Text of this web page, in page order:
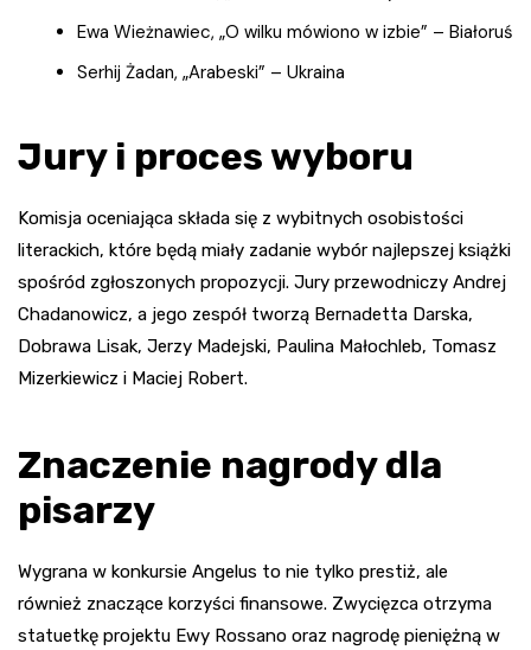
Ewa Wieżnawiec, „O wilku mówiono w izbie” – Białoruś
Serhij Żadan, „Arabeski” – Ukraina
Jury i proces wyboru
Komisja oceniająca składa się z wybitnych osobistości
literackich, które będą miały zadanie wybór najlepszej książki
spośród zgłoszonych propozycji. Jury przewodniczy Andrej
Chadanowicz, a jego zespół tworzą Bernadetta Darska,
Dobrawa Lisak, Jerzy Madejski, Paulina Małochleb, Tomasz
Mizerkiewicz i Maciej Robert.
Znaczenie nagrody dla
pisarzy
Wygrana w konkursie Angelus to nie tylko prestiż, ale
również znaczące korzyści finansowe. Zwycięzca otrzyma
statuetkę projektu Ewy Rossano oraz nagrodę pieniężną w